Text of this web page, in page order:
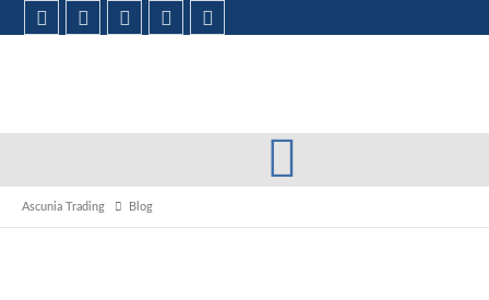
Ascunia Trading Blog
Live-Handel